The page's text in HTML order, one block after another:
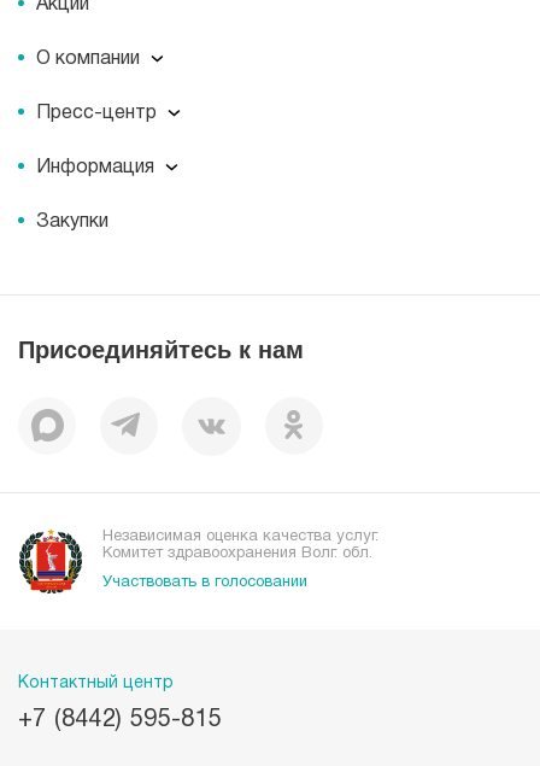
Акции
О компании
О компании
Миссия
История
Документы
Пациентам
Пресс-центр
Пресс-центр
Новости
Журнал для пациентов «МЕДСИ СЕГОДНЯ»
Информация
Информация
Справочник направлений
Закупки
Присоединяйтесь к нам
Независимая оценка качества услуг.
Комитет здравоохранения Волг. обл.
Участвовать в голосовании
Контактный центр
+7 (8442) 595-815